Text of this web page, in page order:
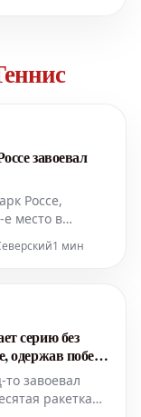
завоевал
Россе,
место в
в своей
Арресе
1 мин
серию без
одержав победу
завоевал
ракетка